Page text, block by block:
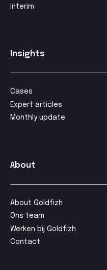
Interim
Insights
Cases
Expert articles
Monthly update
About
About Goldfizh
Ons team
Werken bij Goldfizh
Contact